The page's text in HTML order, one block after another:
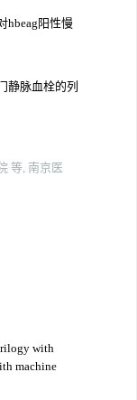
hbeag阳性慢
静脉血栓的列
等, 南京医
with
machine